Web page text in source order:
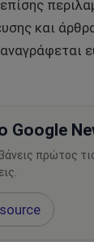
και
Google
πρώτος